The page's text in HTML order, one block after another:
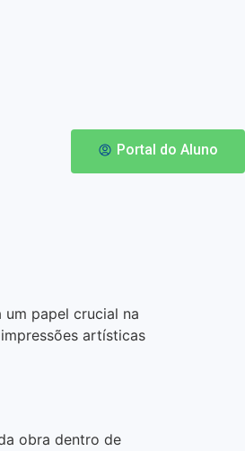
Portal do Aluno
papel crucial na
artísticas
obra dentro de